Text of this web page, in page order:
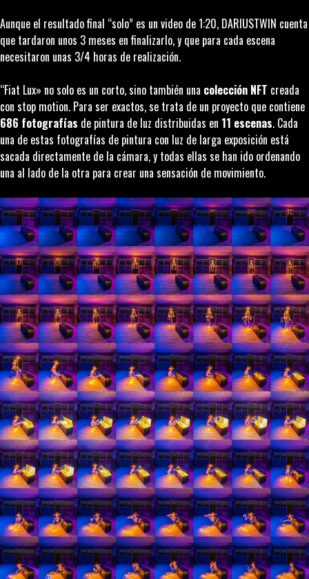
Aunque el resultado final “solo” es un video de 1:20, DARIUSTWIN cuenta
que tardaron unos 3 meses en finalizarlo, y que para cada escena
necesitaron unas 3/4 horas de realización.
“Fiat Lux» no solo es un corto, sino también una colección NFT creada
con stop motion. Para ser exactos, se trata de un proyecto que contiene
686 fotografías de pintura de luz distribuidas en 11 escenas. Cada
una de estas fotografías de pintura con luz de larga exposición está
sacada directamente de la cámara, y todas ellas se han ido ordenando
una al lado de la otra para crear una sensación de movimiento.